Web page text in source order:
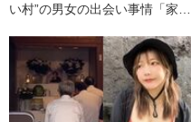
い村”の男女の出会い事情「家族